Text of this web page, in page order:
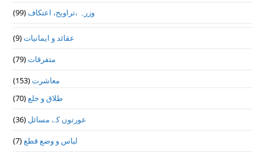
وزرہ ،تراويح، اعتكاف(99)
عقائد و ایمانیات(9)
متفرقات(79)
معاشرت(153)
طلاق و خلع(70)
عورتوں کے مسائل (36)
لباس و وضع قطع(7)